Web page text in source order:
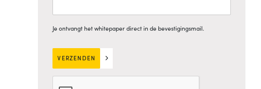
Je ontvangt het whitepaper direct in de bevestigingsmail.